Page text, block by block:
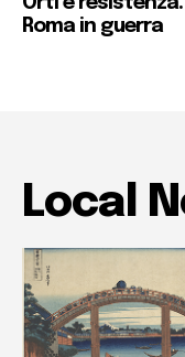
Roma in guerra
Local